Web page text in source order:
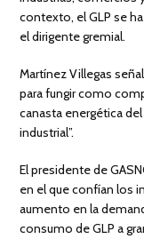
contexto, el GLP se
el dirigente gremial.
Martínez Villegas
para fungir como
canasta energética
industrial”.
El presidente de
en el que confían los
aumento en la
consumo de GLP a